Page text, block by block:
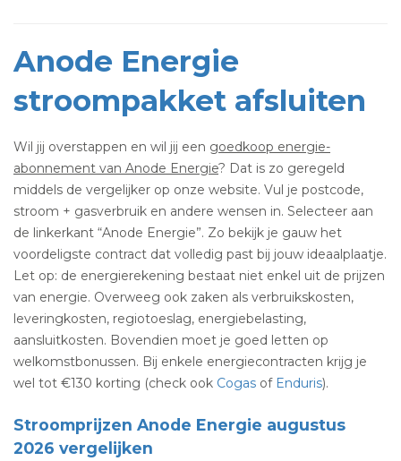
Anode Energie
stroompakket afsluiten
Wil jij overstappen en wil jij een goedkoop energie-
abonnement van Anode Energie? Dat is zo geregeld
middels de vergelijker op onze website. Vul je postcode,
stroom + gasverbruik en andere wensen in. Selecteer aan
de linkerkant “Anode Energie”. Zo bekijk je gauw het
voordeligste contract dat volledig past bij jouw ideaalplaatje.
Let op: de energierekening bestaat niet enkel uit de prijzen
van energie. Overweeg ook zaken als verbruikskosten,
leveringkosten, regiotoeslag, energiebelasting,
aansluitkosten. Bovendien moet je goed letten op
welkomstbonussen. Bij enkele energiecontracten krijg je
wel tot €130 korting (check ook Cogas of Enduris).
Stroomprijzen Anode Energie augustus
2026 vergelijken